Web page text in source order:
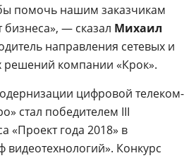
помочь нашим заказчикам
— сказал Михаил
направления сетевых и
компании «Крок».
цифровой телеком-
стал победителем III
«Проект года 2018» в
Конкурс